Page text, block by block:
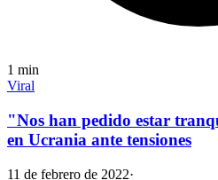
1 min
Viral
"Nos han pedido estar
en Ucrania ante tensiones
11 de febrero de 2022·